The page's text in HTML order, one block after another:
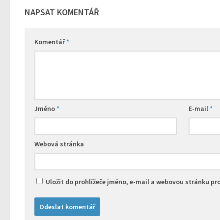
NAPSAT KOMENTÁŘ
Komentář*
Jméno* E-mail*
Webová stránka
Uložit do prohlížeče jméno, e-mail a webovou stránku